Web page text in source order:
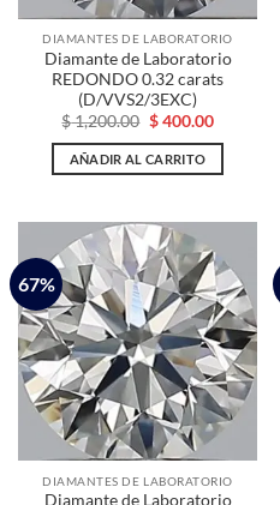
DIAMANTES DE LABORATORIO
Diamante de Laboratorio
REDONDO 0.32 carats
(D/VVS2/3EXC)
$1,200.00 El
original
era:
$400.00El
actual
AÑADIR AL CARRITO
67%
DIAMANTES DE LABORATORIO
Diamante de Laboratorio